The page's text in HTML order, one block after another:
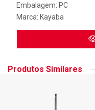
Embalagem: PC
Marca: Kayaba
Produtos Similares